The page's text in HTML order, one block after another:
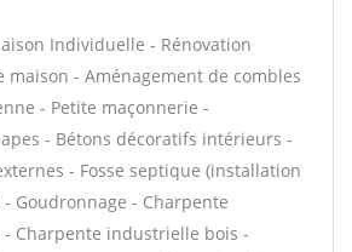
Individuelle - Rénovation
maison - Aménagement de combles
- Petite maçonnerie -
- Bétons décoratifs intérieurs -
- Fosse septique (installation
Goudronnage - Charpente
Charpente industrielle bois -